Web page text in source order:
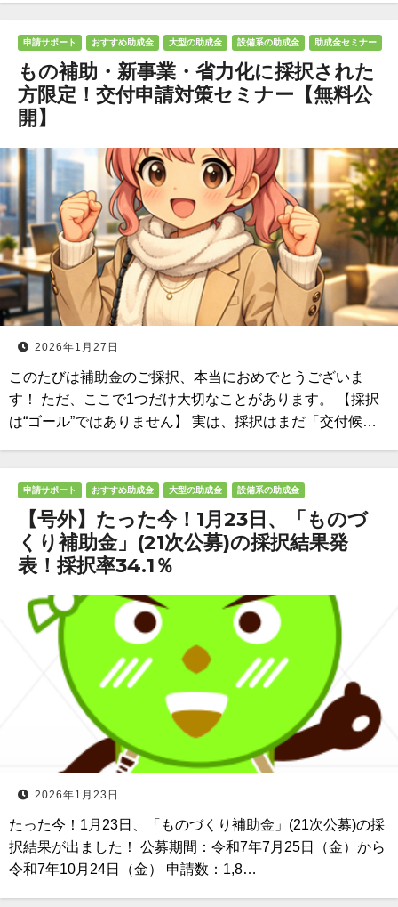
申請サポート おすすめ助成金 大型の助成金 設備系の助成金 助成金セミナー
もの補助・新事業・省力化に採択された
方限定！交付申請対策セミナー【無料公
開】
2026年1月27日
このたびは補助金のご採択、本当におめでとうございま
す！ ただ、ここで1つだけ大切なことがあります。 【採択
は“ゴール”ではありません】 実は、採択はまだ「交付候…
申請サポート おすすめ助成金 大型の助成金 設備系の助成金
【号外】たった今！1月23日、「ものづ
くり補助金」(21次公募)の採択結果発
表！採択率34.1％
2026年1月23日
たった今！1月23日、「ものづくり補助金」(21次公募)の採
択結果が出ました！ 公募期間：令和7年7月25日（金）から
令和7年10月24日（金） 申請数：1,8…